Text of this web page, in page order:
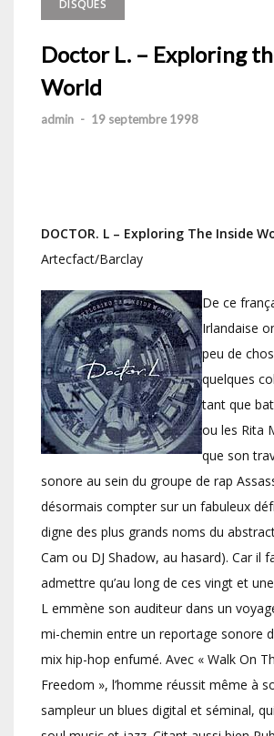
DISQUES
Doctor L. – Exploring
World
admin - 19 septembre 1998
DOCTOR. L – Exploring The Inside
Artecfact/Barclay
De ce
Irlandaise
peu de
quelques
tant que
ou les Rita
que son
sonore au sein du groupe de rap
désormais compter sur un fabuleux
digne des plus grands noms du
Cam ou DJ Shadow, au hasard). Car il
admettre qu’au long de ces vingt et
L emmène son auditeur dans un
mi-chemin entre un reportage sonore
mix hip-hop enfumé. Avec « Walk On
Freedom », l’homme réussit même à
sampleur un blues digital et séminal,